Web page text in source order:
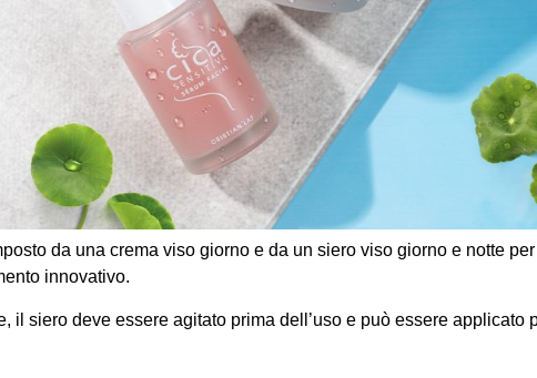
da una crema viso giorno e da un siero viso giorno e notte
innovativo.
il siero deve essere agitato prima dell’uso e può essere applicato